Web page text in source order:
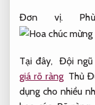
Đơn vị.
Tại đây,Đội ngũ
giá rõ ràng Thủ
dụng cho nhiều